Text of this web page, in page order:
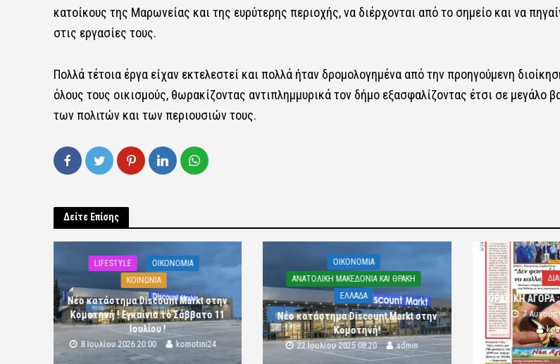
κατοίκους της Μαρωνείας και της ευρύτερης περιοχής, να διέρχονται από το σημείο και να
στις εργασίες τους.
Πολλά τέτοια έργα είχαν εκτελεστεί και πολλά ήταν δρομολογημένα από την προηγούμενη
όλους τους οικισμούς, θωρακίζοντας αντιπλημμυρικά τον δήμο εξασφαλίζοντας έτσι σε μεγάλο
των πολιτών και των περιουσιών τους.
Δείτε Επίσης
LIFESTYLE
OIKONOMIA
ΚΟΙΝΩΝΙΑ
Νέο κατάστημα Discount Markt στην
Κομοτηνή ! Εγκαίνια το Σάββατο 11
Ιουλίου !
8 Ιουλίου 2026 20:00 komotini24
OIKONOMIA
ΑΝΑΤΟΛΙΚΗ ΜΑΚΕΔΟΝΙΑ ΚΑΙ ΘΡΑΚΗ
ΕΛΛΑΔΑ
Νέο κατάστημα Discount Markt στην
Κομοτηνή!
22 Ιουλίου 2025 08:20 admin
ΘΡΑΚΙΚΗ ΑΓΟΡΑ
7